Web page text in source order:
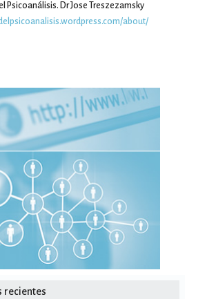
Psicoanálisis. Dr Jose Treszezamsky
about/
recientes